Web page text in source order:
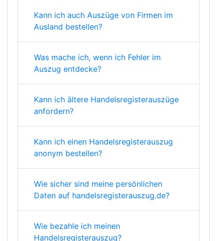
Kann ich auch Auszüge von Firmen im
Ausland bestellen?
Was mache ich, wenn ich Fehler im
Auszug entdecke?
Kann ich ältere Handelsregisterauszüge
anfordern?
Kann ich einen Handelsregisterauszug
anonym bestellen?
Wie sicher sind meine persönlichen
Daten auf handelsregisterauszug.de?
Wie bezahle ich meinen
Handelsregisterauszug?